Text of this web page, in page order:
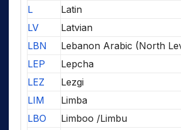
L
Latin
LV
Latvian
LBN
Lebanon Arabic (North
LEP
Lepcha
LEZ
Lezgi
LIM
Limba
LBO
Limboo /Limbu